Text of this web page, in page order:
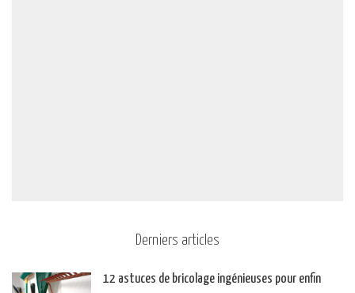
Derniers articles
12 astuces de bricolage ingénieuses pour enfin